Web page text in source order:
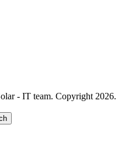
- IT team. Copyright 2026.